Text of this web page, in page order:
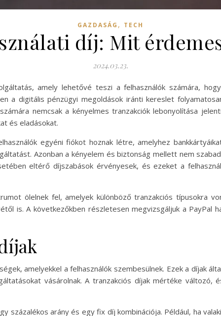
GAZDASÁG , TECH
díj: Mit
2024.03.23.
amely lehetővé teszi a felhasználók számára,
a digitális pénzügyi megoldások iránti kereslet
nemcsak a kényelmes tranzakciók lebonyolítása
és eladásokat.
egyéni fiókot hoznak létre, amelyhez
Azonban a kényelem és biztonság mellett nem
eltérő díjszabások érvényesek, és ezeket a
ölelnek fel, amelyek különböző tranzakciós típusokra
is. A következőkben részletesen megvizsgáljuk a PayPal
amelyekkel a felhasználók szembesülnek. Ezek a díjak
vásárolnak. A tranzakciós díjak mértéke
százalékos arány és egy fix díj kombinációja. Például, ha